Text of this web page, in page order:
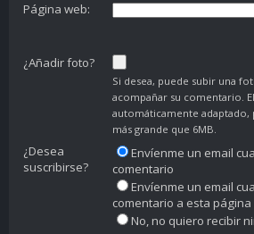
Página web:
¿Añadir foto?
Si desea, puede subir una
acompañar su comentario.
automáticamente adaptado,
más grande que 6MB.
¿Desea
suscribirse?
Envíenme un email
comentario
Envíenme un email
comentario a esta página
No, no quiero recibir